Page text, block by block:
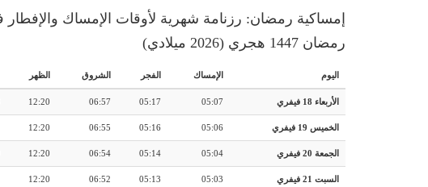
رمضان 1447 هجري (2026 ميلادي)
اليوم الإمساك الفجر الشروق الظهر
الأربعاء 18 فيفري 05:07
05:17
06:57
12:20
الخميس 19 فيفري 05:06
05:16
06:55
12:20
الجمعة 20 فيفري 05:04
05:14
06:54
12:20
السبت 21 فيفري 05:03
05:13
06:52
12:20